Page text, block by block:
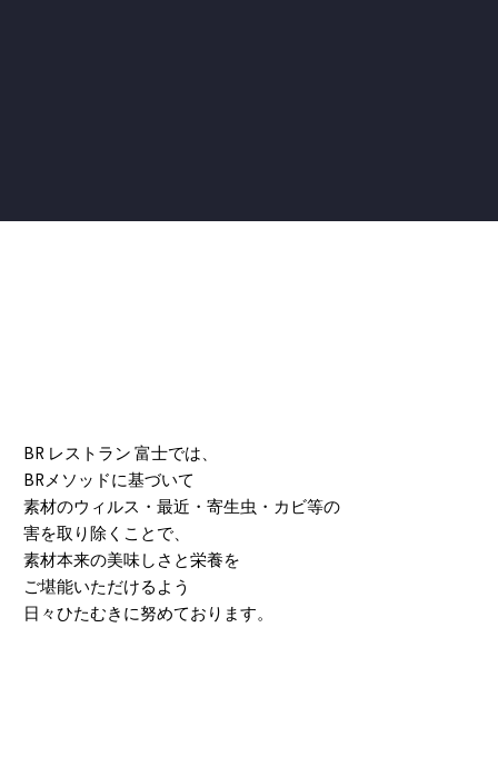
BR レストラン 富士では、
BRメソッドに基づいて
素材のウィルス・最近・寄生虫・カビ等の
害を取り除くことで、
素材本来の美味しさと栄養を
ご堪能いただけるよう
日々ひたむきに努めております。